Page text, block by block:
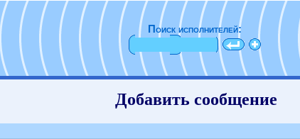
Поиск исполнителей:
Добавить сообщение